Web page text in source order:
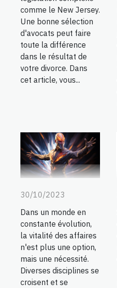
comme le New Jersey.
Une bonne sélection
d'avocats peut faire
toute la différence
dans le résultat de
votre divorce. Dans
cet article, vous...
30/10/2023
Dans un monde en
constante évolution,
la vitalité des affaires
n'est plus une option,
mais une nécessité.
Diverses disciplines se
croisent et se